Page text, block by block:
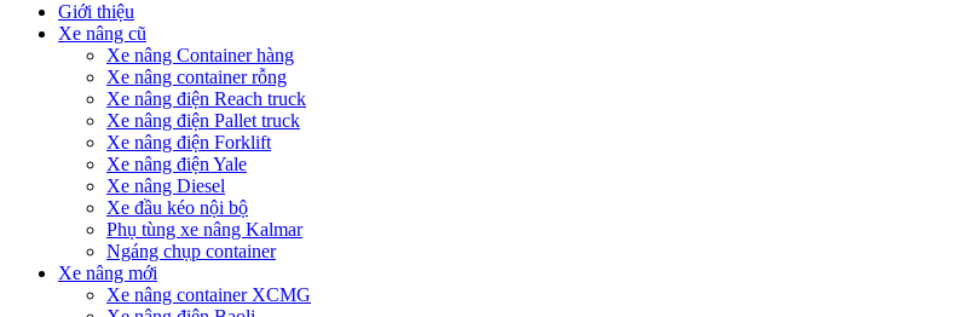
Giới thiệu
Xe nâng cũ
Xe nâng Container hàng
Xe nâng container rỗng
Xe nâng điện Reach truck
Xe nâng điện Pallet truck
Xe nâng điện Forklift
Xe nâng điện Yale
Xe nâng Diesel
Xe đầu kéo nội bộ
Phụ tùng xe nâng Kalmar
Ngáng chụp container
Xe nâng mới
Xe nâng container XCMG